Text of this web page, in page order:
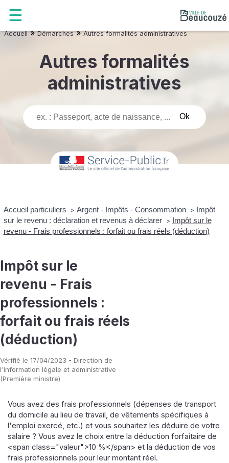
Accueil»Démarches»Autres formalités administratives
Autres formalités
administratives
Accueil particuliers > Argent - Impôts - Consommation > Impôt
sur le revenu : déclaration et revenus à déclarer > Impôt sur le
revenu - Frais professionnels : forfait ou frais réels (déduction)
Impôt sur le
revenu - Frais
professionnels :
forfait ou frais réels
(déduction)
Vérifié le 17/04/2023 - Direction de
l'information légale et administrative
(Première ministre)
Vous avez des frais professionnels (dépenses de transport
du domicile au lieu de travail, de vêtements spécifiques à
l'emploi exercé, etc.) et vous souhaitez les déduire de votre
salaire ? Vous avez le choix entre la déduction forfaitaire de
<span class="valeur">10 %</span> et la déduction de vos
frais professionnels pour leur montant réel.